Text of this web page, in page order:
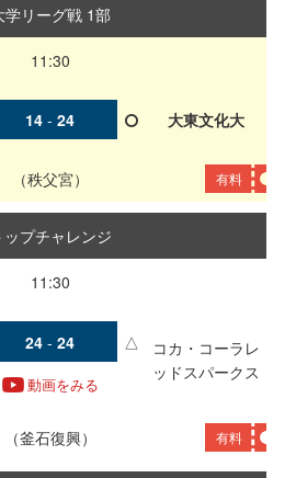
学リーグ戦 1部
11:30
14 - 24 大東文化大
秩父宮 有料
ップチャレンジ
11:30
24 - 24 △
動画をみる
コカ・コーラレ
ッドスパークス
釜石復興 有料